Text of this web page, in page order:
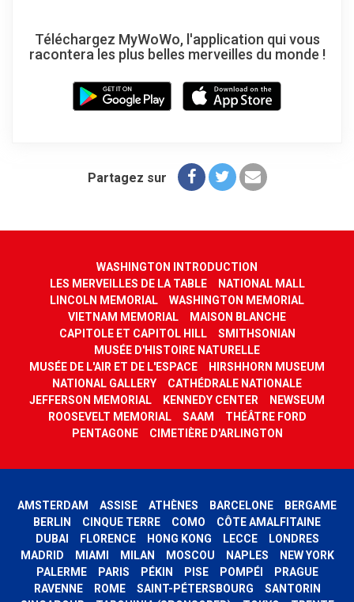
Téléchargez MyWoWo, l'application qui vous
racontera les plus belles merveilles du monde !
Partagez sur
WASHINGTON INTRODUCTION
LES MERVEILLES DE LA TABLE
NATIONAL MALL
LINCOLN MEMORIAL
WASHINGTON MEMORIAL
VIETNAM MEMORIAL
MAISON BLANCHE
CAPITOLE ET CAPITOL HILL
SMITHSONIAN
MUSÉE D'HISTOIRE NATURELLE
MUSÉE DE L'AIR ET DE L'ESPACE
HIRSHHORN MUSEUM
NATIONAL GALLERY
CATHÉDRALE NATIONALE
JEFFERSON MEMORIAL
KENNEDY CENTER
NEWSEUM
ROOSEVELT MEMORIAL
SAAM
THÉÂTRE FORD
PENTAGONE
CIMETIÈRE D'ARLINGTON
AMSTERDAM ASSISE ATHÈNES BARCELONE
BERGAME
BERLIN
CINQUE TERRE COMO
CÔTE AMALFITAINE
DUBAI
FLORENCE HONG KONG LECCE
LONDRES
MADRID
MIAMI MILAN MOSCOU NAPLES
NEW YORK
PALERME
PARIS PÉKIN PISE POMPÉI
PRAGUE
RAVENNE
ROME SAINT-PÉTERSBOURG
SANTORIN